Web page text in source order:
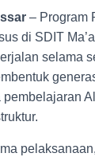
– Program
di SDIT
selama